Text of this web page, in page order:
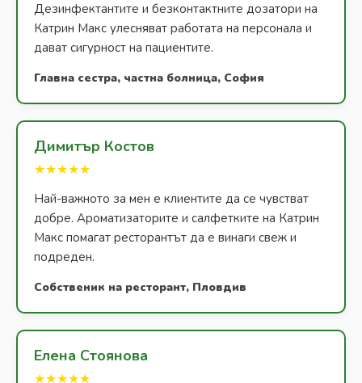
Дезинфектантите и безконтактните дозатори на
Катрин Макс улесняват работата на персонала и
дават сигурност на пациентите.
Главна сестра, частна болница, София
Димитър Костов
★★★★★
Най-важното за мен е клиентите да се чувстват
добре. Ароматизаторите и салфетките на Катрин
Макс помагат ресторантът да е винаги свеж и
подреден.
Собственик на ресторант, Пловдив
Елена Стоянова
★★★★★